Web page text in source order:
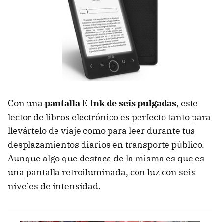
Con una pantalla E Ink de seis pulgadas, este
lector de libros electrónico es perfecto tanto para
llevártelo de viaje como para leer durante tus
desplazamientos diarios en transporte público.
Aunque algo que destaca de la misma es que es
una pantalla retroiluminada, con luz con seis
niveles de intensidad.